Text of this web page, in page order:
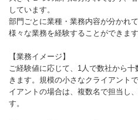
しています。
部門ごとに業種・業務内容が分かれ
様々な業務を経験することができます
【業務イメージ】
ご経験値に応じて、1人で数社から
きます。規模の小さなクライアント
イアントの場合は、複数名で担当し
す。